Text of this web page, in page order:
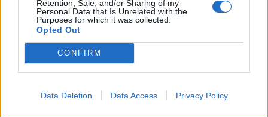
Retention, Sale, and/or Sharing of my
Personal Data that Is Unrelated with the
Purposes for which it was collected.
Opted Out
CONFIRM
Data Deletion Data Access Privacy Policy
Día Internacional de la Energía Limpia
Día Mundial de la Educación Ambiental
Día Internacional del Comunity Manager
Día Mundial de la Enfermedad de Kawasaki